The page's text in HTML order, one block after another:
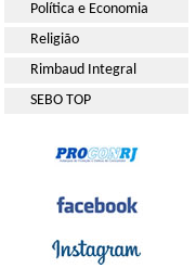
Política e Economia
Religião
Rimbaud Integral
SEBO TOP